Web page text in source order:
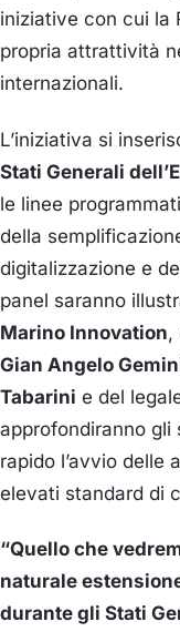
iniziative con cui la
propria attrattività
internazionali.
L’iniziativa si
Stati Generali
le linee
della
digitalizzazione e
panel saranno
Marino Innovation,
Gian Angelo
Tabarini e del
approfondiranno gli
rapido l’avvio delle
elevati standard di
“Quello che
naturale
durante gli Stati